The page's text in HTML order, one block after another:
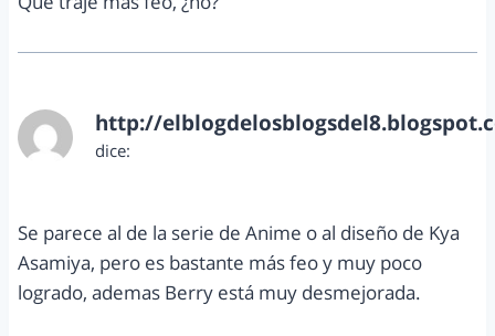
http://
dice:
Se parece al de la serie de Anime o al diseño de Kya
Asamiya, pero es bastante más feo y muy poco
logrado, ademas Berry está muy desmejorada.